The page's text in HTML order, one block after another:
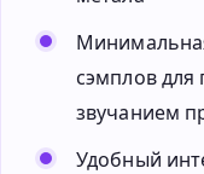
сэмплов для
звучанием
Удобный